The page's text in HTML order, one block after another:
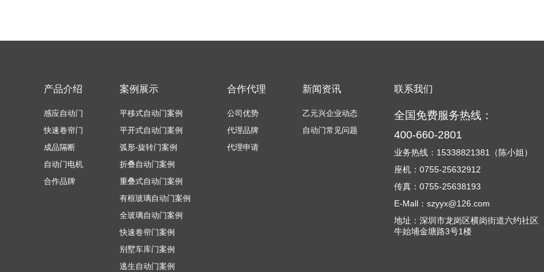
产品介绍
感应自动门
快速卷帘门
成品隔断
自动门电机
合作品牌
案例展示
平移式自动门案例
平开式自动门案例
弧形-旋转门案例
折叠自动门案例
重叠式自动门案例
有框玻璃自动门案例
全玻璃自动门案例
快速卷帘门案例
别墅车库门案例
逃生自动门案例
合作代理
公司优势
代理品牌
代理申请
新闻资讯
乙元兴企业动态
自动门常见问题
联系我们
全国免费服务热线：
400-660-2801
业务热线：15338821381（陈小姐）
座机：0755-25632912
传真：0755-25638193
E-Mall：szyyx@126.com
地址：深圳市龙岗区横岗街道六约社区
牛始埔金塘路3号1楼